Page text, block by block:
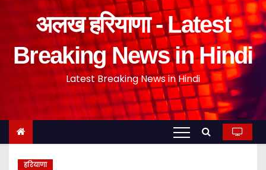
अलख हरियाणा - Latest
Breaking News in Hindi
Latest Breaking News in Hindi
हरियाणा